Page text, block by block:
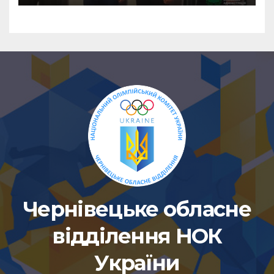
Чернівецьке обласне
відділення НОК
України